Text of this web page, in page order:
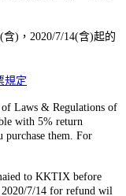
含)，2020/7/14(含)起的
規定
Laws & Regulations of
with 5% return
purchase them. For
to KKTIX before
7/14 for refund wil